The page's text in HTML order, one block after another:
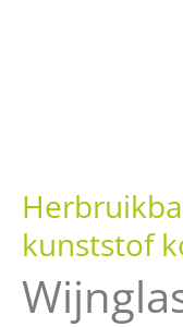
naar
het
begin
van
afbeeldingen-
gallerij
kunststof